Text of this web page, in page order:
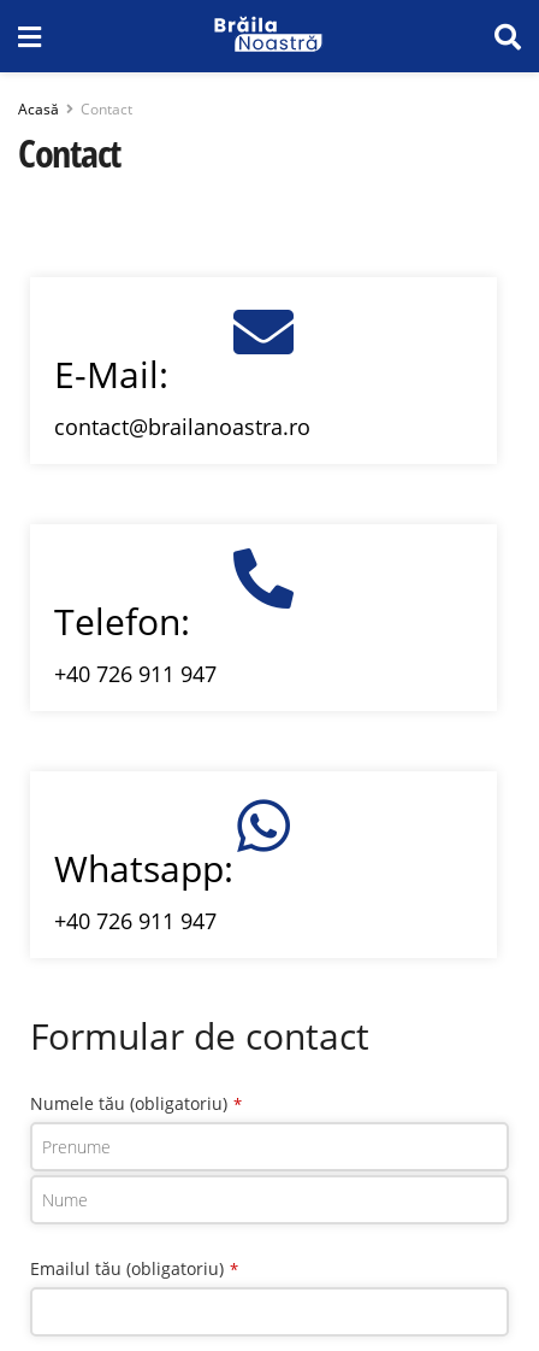
Acasă Contact
Contact
Formular de contact
Numele tău (obligatoriu) *
Emailul tău (obligatoriu) *
E-Mail:
contact@brailanoastra.ro
Telefon:
+40 726 911 947
Whatsapp:
+40 726 911 947